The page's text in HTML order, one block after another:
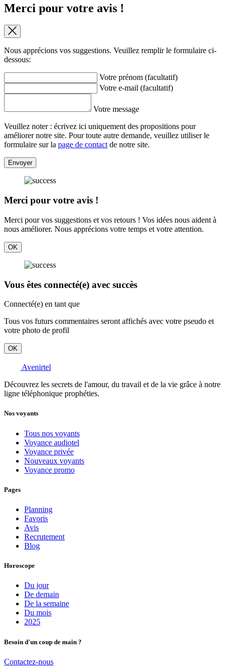
Merci pour votre avis !
Nous apprécions vos suggestions. Veuillez remplir le formulaire ci-
dessous:
Votre prénom (facultatif)
Votre e-mail (facultatif)
Votre message
Veuillez noter : écrivez ici uniquement des propositions pour
améliorer notre site. Pour toute autre demande, veuillez utiliser le
formulaire sur la page de contactde notre site.
Envoyer
Merci pour votre avis !
Merci pour vos suggestions et vos retours ! Vos idées nous aident à
nous améliorer. Nous apprécions votre temps et votre attention.
OK
Vous êtes connecté(e) avec succès
Connecté(e) en tant que
Tous vos futurs commentaires seront affichés avec votre pseudo et
votre photo de profil
OK
Avenirtel
Découvrez les secrets de l'amour, du travail et de la vie grâce à notre
ligne téléphonique prophéties.
Nos voyants
Tous nos voyants
Voyance audiotel
Voyance privée
Nouveaux voyants
Voyance promo
Pages
Planning
Favoris
Avis
Recrutement
Blog
Horoscope
Du jour
De demain
De la semaine
Du mois
2025
Besoin d'un coup de main ?
Contactez-nous